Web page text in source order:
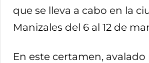
que se lleva a cabo en la
Manizales del 6 al 12 de
En este certamen, avalado